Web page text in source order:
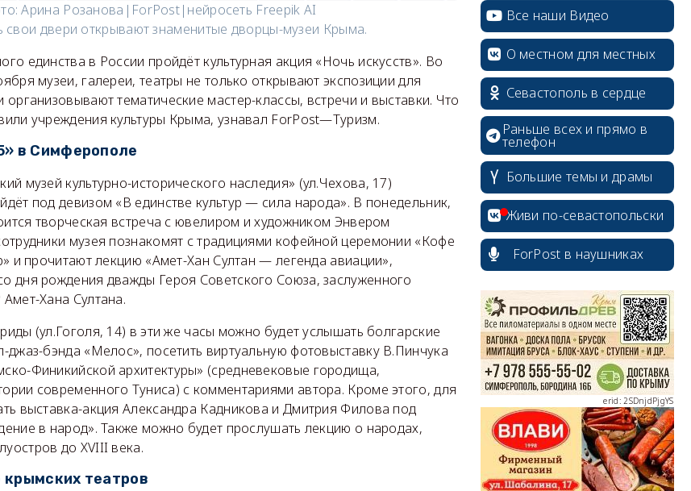
Арина Розанова|ForPost|нейросеть Freepik AI
свои двери открывают знаменитые дворцы-музеи Крыма.
единства в России пройдёт культурная акция «Ночь искусств». Во
музеи, галереи, театры не только открывают экспозиции для
тематические мастер-классы, встречи и выставки. Что
учреждения культуры Крыма, узнавал ForPost—Туризм.
в Симферополе
музей культурно-исторического наследия» (ул.Чехова, 17)
под девизом «В единстве культур — сила народа». В понедельник,
творческая встреча с ювелиром и художником Энвером
музея познакомят с традициями кофейной церемонии «Кофе
и прочитают лекцию «Амет-Хан Султан — легенда авиации»,
дня рождения дважды Героя Советского Союза, заслуженного
Хана Султана.
(ул.Гоголя, 14) в эти же часы можно будет услышать болгарские
джаз-бэнда «Мелос», посетить виртуальную фотовыставку В.Пинчука
Финикийской архитектуры» (средневековые городища,
современного Туниса) с комментариями автора. Кроме этого, для
выставка-акция Александра Кадникова и Дмитрия Филова под
в народ». Также можно будет прослушать лекцию о народах,
до XVIII века.
крымских театров
Все наши Видео
О местном для местных
Севастополь в сердце
Раньше всех и прямо в
телефон
Большие темы и драмы
Живи по-севастопольски
ForPost в наушниках
erid: 2SDnjdPjgYS